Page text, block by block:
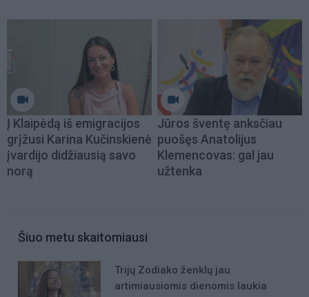
Į Klaipėdą iš emigracijos
grįžusi Karina Kučinskienė
įvardijo didžiausią savo
norą
Jūros šventę anksčiau
puošęs Anatolijus
Klemencovas: gal jau
užtenka
Šiuo metu skaitomiausi
Trijų Zodiako ženklų jau
artimiausiomis dienomis laukia